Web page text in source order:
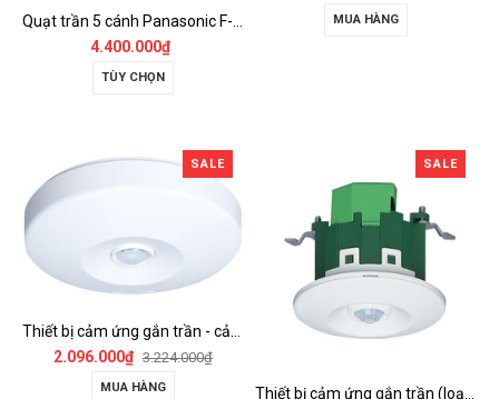
4.400.000₫
TÙY CHỌN
MUA HÀNG
SALE
2.096.000₫ 3.224.000₫
MUA HÀNG
SALE